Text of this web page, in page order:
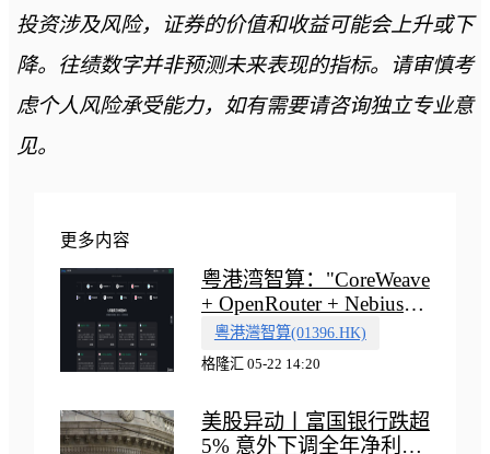
投资涉及风险，证券的价值和收益可能会上升或下
降。往绩数字并非预测未来表现的指标。请审慎考
虑个人风险承受能力，如有需要请咨询独立专业意
见。
更多内容
粤港湾智算："CoreWeave
+ OpenRouter + Nebius"
多向融合的中国智算新范
式
粵港灣智算(01396.HK)
格隆汇 05-22 14:20
美股异动丨富国银行跌超
5% 意外下调全年净利息